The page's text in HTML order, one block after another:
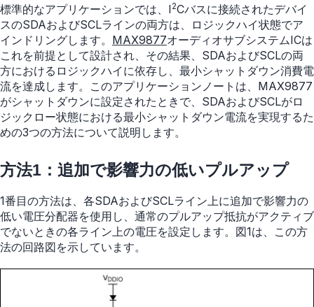
標準的なアプリケーションでは、I2Cバスに接続されたデバイ
スのSDAおよびSCLラインの両方は、ロジックハイ状態でア
インドリングします。 MAX9877オーディオサブシステムICは
これを前提として設計され、その結果、SDAおよびSCLの両
方におけるロジックハイに依存し、最小シャットダウン消費電
流を達成します。このアプリケーションノートは、MAX9877
がシャットダウンに設定されたときで、SDAおよびSCLがロ
ジックロー状態における最小シャットダウン電流を実現するた
めの3つの方法について説明します。
方法1：追加で影響力の低いプルアップ
1番目の方法は、各SDAおよびSCLライン上に追加で影響力の
低い電圧分配器を使用し、通常のプルアップ抵抗がアクティブ
でないときの各ライン上の電圧を設定します。図1は、この方
法の回路図を示しています。